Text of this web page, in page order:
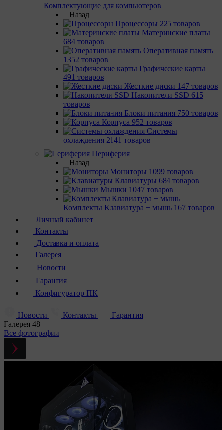
Комплектующие для компьютеров
Назад
Процессоры 225 товаров
Материнcкие платы
684 товаров
Оперативная память
1352 товаров
Графические карты
491 товаров
Жесткие диски 147 товаров
Накопители SSD 615
товаров
Блоки питания 750 товаров
Корпуса 952 товаров
Системы
охлаждения 2141 товаров
Периферия
Назад
Мониторы 1099 товаров
Клавиатуры 684 товаров
Мышки 1047 товаров
Комплекты Клавиатура + мышь 167 товаров
Личный кабинет
Контакты
Доставка и оплата
Галерея
Новости
Гарантия
Конфигуратор ПК
Новости Контакты
Гарантия
Галерея 48
Все фотографии